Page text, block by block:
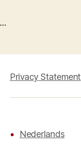
…
Privacy Statement
Nederlands